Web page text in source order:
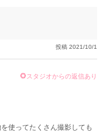
とんどないように感じまし
投稿 2021/10/1
スタジオからの返信あり
使ってたくさん撮影しても